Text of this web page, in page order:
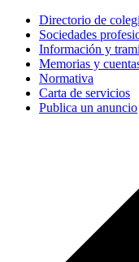
Directorio de
Sociedades
Información y
Memorias y
Normativa
Carta de servicios
Publica un anuncio